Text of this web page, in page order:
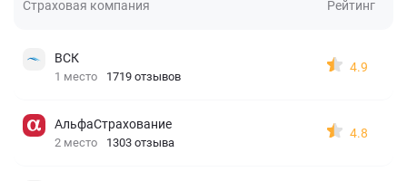
Страховая компания Рейтинг
ВСК
1 место 1719 отзывов
4.9
АльфаСтрахование
2 место 1303 отзыва
4.8